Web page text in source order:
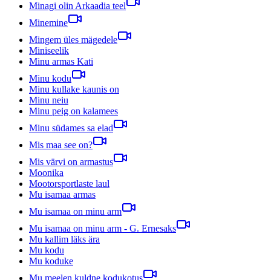
Minagi olin Arkaadia teel
Minemine
Mingem üles mägedele
Miniseelik
Minu armas Kati
Minu kodu
Minu kullake kaunis on
Minu neiu
Minu peig on kalamees
Minu südames sa elad
Mis maa see on?
Mis värvi on armastus
Moonika
Mootorsportlaste laul
Mu isamaa armas
Mu isamaa on minu arm
Mu isamaa on minu arm - G. Ernesaks
Mu kallim läks ära
Mu kodu
Mu koduke
Mu meelen kuldne kodukotus